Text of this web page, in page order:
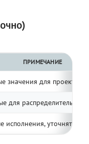
ПРИМЕЧАНИЕ
значения для
для распределительных
исполнения, уточнять по